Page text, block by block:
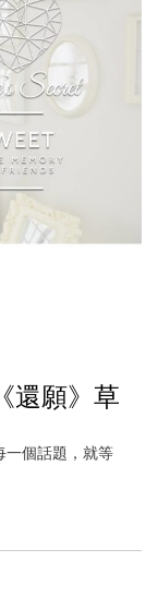
還願》草
一個話題，就等